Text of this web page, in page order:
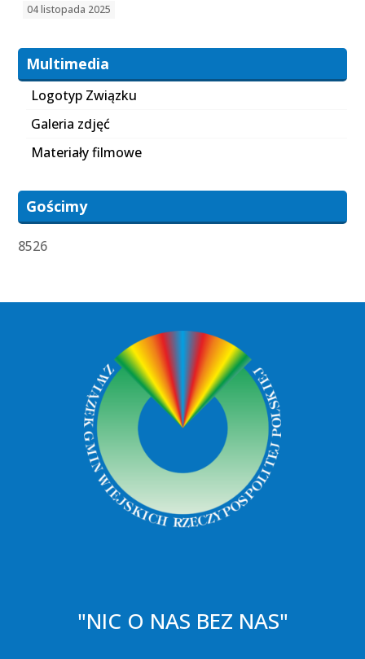
04 listopada 2025
Multimedia
Logotyp Związku
Galeria zdjęć
Materiały filmowe
Gościmy
8526
"NIC O NAS BEZ NAS"